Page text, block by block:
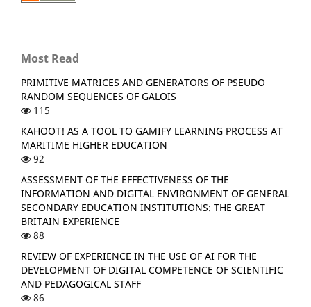
Most Read
PRIMITIVE MATRICES AND GENERATORS OF PSEUDO
RANDOM SEQUENCES OF GALOIS
115
KAHOOT! AS A TOOL TO GAMIFY LEARNING PROCESS AT
MARITIME HIGHER EDUCATION
92
ASSESSMENT OF THE EFFECTIVENESS OF THE
INFORMATION AND DIGITAL ENVIRONMENT OF GENERAL
SECONDARY EDUCATION INSTITUTIONS: THE GREAT
BRITAIN EXPERIENCE
88
REVIEW OF EXPERIENCE IN THE USE OF AI FOR THE
DEVELOPMENT OF DIGITAL COMPETENCE OF SCIENTIFIC
AND PEDAGOGICAL STAFF
86